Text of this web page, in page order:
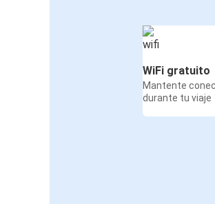
WiFi gratuito
Mantente
durante tu viaje